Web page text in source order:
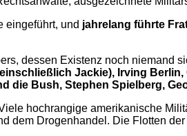
eingeführt, und jahrelang führte
dessen Existenz noch niemand
Jackie), Irving
die Bush, Stephen Spielberg,
hochrangige amerikanische
dem Drogenhandel. Die Flotten